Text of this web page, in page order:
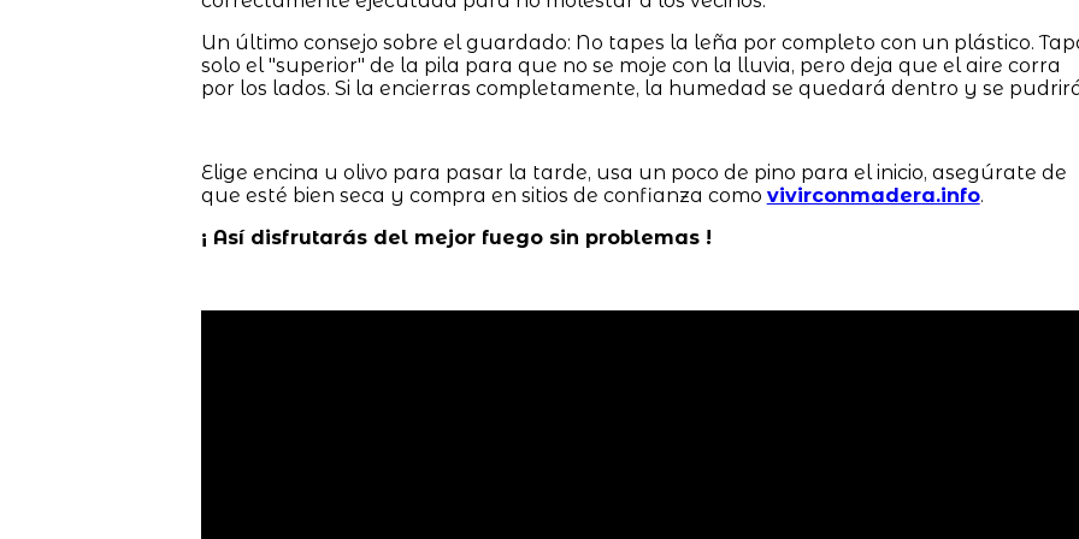
Un último consejo sobre el guardado: No tapes la leña por completo con un plástico.
solo el "superior" de la pila para que no se moje con la lluvia, pero deja que el aire corra
por los lados. Si la encierras completamente, la humedad se quedará dentro y se
Elige encina u olivo para pasar la tarde, usa un poco de pino para el inicio, asegúrate de
que esté bien seca y compra en sitios de confianza como vivirconmadera.info.
¡ Así disfrutarás del mejor fuego sin problemas !